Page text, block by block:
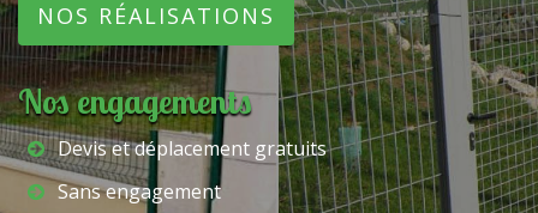
NOS RÉALISATIONS
Nos engagements
Devis et déplacement gratuits
Sans engagement